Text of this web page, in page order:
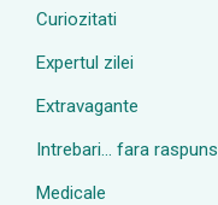
Curiozitati
Expertul zilei
Extravagante
Intrebari… fara raspuns
Medicale